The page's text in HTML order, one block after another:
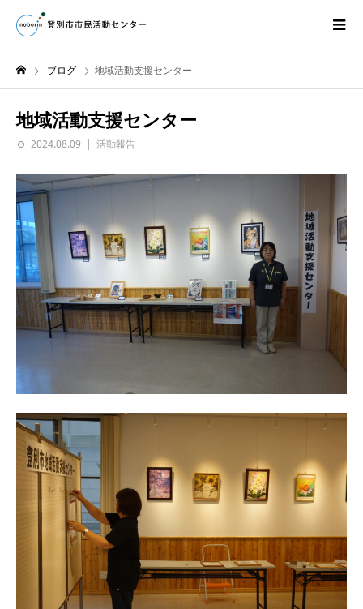
ブログ 地域活動支援センター
地域活動支援センター
2024.08.09 活動報告